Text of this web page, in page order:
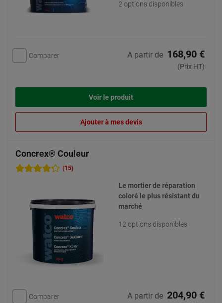
2 options disponibles
Comparer A partir de 168,90 €
(Prix HT)
Voir le produit
Ajouter à mes devis
Concrex® Couleur
(15)
Le mortier de réparation
coloré le plus résistant du
marché
12 options disponibles
Comparer A partir de 204,90 €